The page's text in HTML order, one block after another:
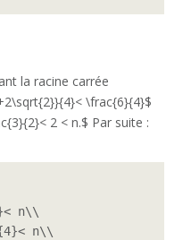
la racine carrée
\frac{6}{4}$
2 < n.$ Par suite :
n\\
n\\